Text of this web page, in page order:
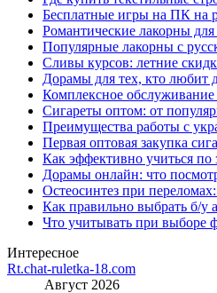
Бесплатные игры на ПК на
Романтические лакорны для
Популярные лакорны с
Сливы курсов: летние
Дорамы для тех, кто любит
Комплексное
Сигареты оптом: от
Преимущества работы с
Первая оптовая закупка
Как эффективно учиться
Дорамы онлайн: что
Остеосинтез при
Как правильно выбрать б/у
Что учитывать при выборе
Интересное
Rt.chat-ruletka-18.com
Август 2026